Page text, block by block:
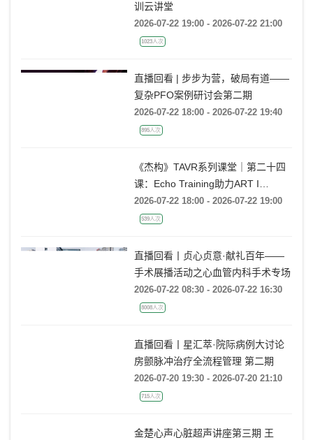
训云讲堂
2026-07-22 19:00 - 2026-07-22 21:00
1023人次
直播回看 | 步步为营，破局有道——
复杂PFO案例研讨会第二期
2026-07-22 18:00 - 2026-07-22 19:40
895人次
《杰构》TAVR系列课堂｜第二十四
课：Echo Training助力ART I
Rebecca T. Hahn教授《主动脉瓣反
流的超声培训：从病理机制到临床诊
2026-07-22 18:00 - 2026-07-22 19:00
539人次
直播回看丨贞心贞意·献礼百年——
手术展播活动之心血管内科手术专场
2026-07-22 08:30 - 2026-07-22 16:30
8008人次
直播回看丨星汇萃·院际病例大讨论
房颤脉冲治疗全流程管理 第二期
2026-07-20 19:30 - 2026-07-20 21:10
715人次
金楚心声心脏超声讲座第三期 王